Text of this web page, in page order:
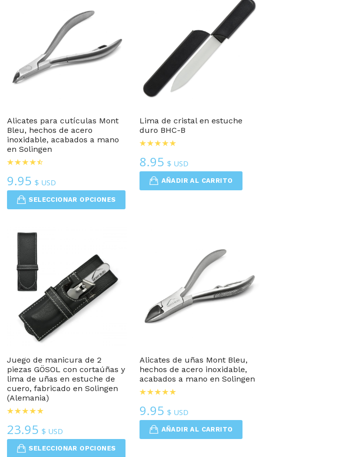
Alicates para cutículas Mont
Bleu, hechos de acero
inoxidable, acabados a mano
en Solingen
9.95$ USD
SELECCIONAR OPCIONES
Lima de cristal en estuche
duro BHC-B
8.95$ USD
AÑADIR AL CARRITO
Juego de manicura de 2
piezas GÖSOL con cortaúñas y
lima de uñas en estuche de
cuero, fabricado en Solingen
(Alemania)
23.95$ USD
SELECCIONAR OPCIONES
Alicates Y Alicates Para Uñas
Alicates de uñas Mont Bleu,
hechos de acero inoxidable,
acabados a mano en Solingen
9.95$ USD
AÑADIR AL CARRITO